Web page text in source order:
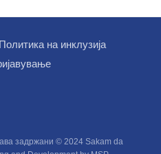
Политика на инклузија
задржани © 2024 Sakam da